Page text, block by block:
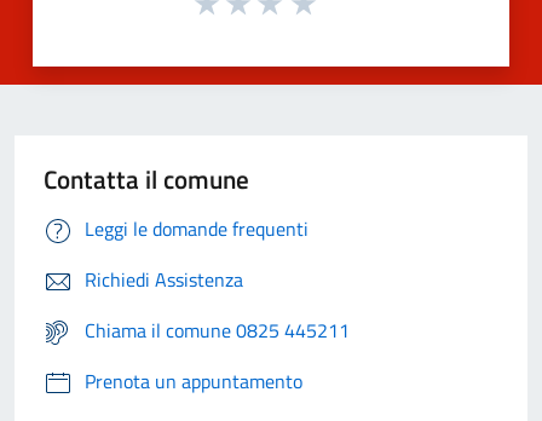
Contatta il comune
Leggi le domande frequenti
Richiedi Assistenza
Chiama il comune 0825 445211
Prenota un appuntamento